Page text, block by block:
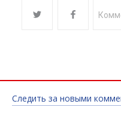
Следить за новыми